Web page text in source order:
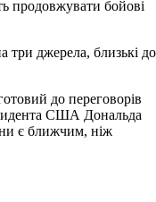
продовжувати бойові
три джерела, близькі до
до переговорів
США Дональда
є ближчим, ніж